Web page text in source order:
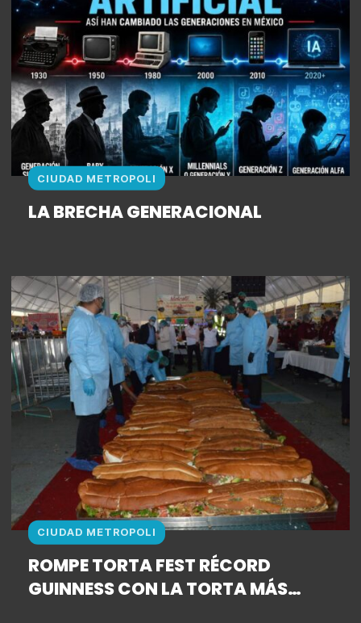
CIUDAD METROPOLI
LA BRECHA GENERACIONAL
CIUDAD METROPOLI
ROMPE TORTA FEST RÉCORD
GUINNESS CON LA TORTA MÁS